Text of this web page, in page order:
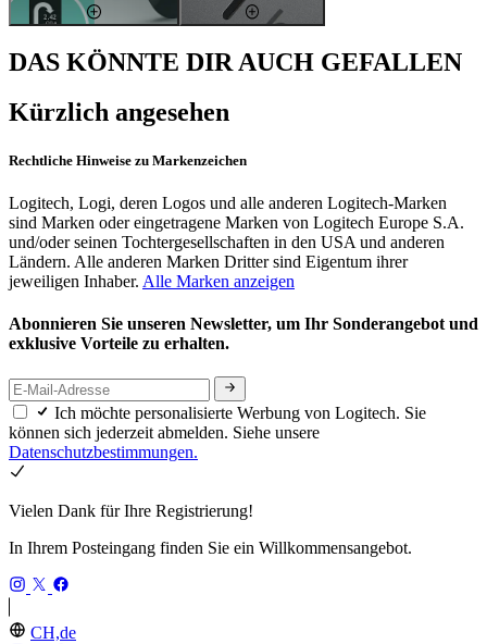
DAS KÖNNTE DIR AUCH GEFALLEN
Kürzlich angesehen
Rechtliche Hinweise zu Markenzeichen
Logitech, Logi, deren Logos und alle anderen Logitech-Marken
sind Marken oder eingetragene Marken von Logitech Europe S.A.
und/oder seinen Tochtergesellschaften in den USA und anderen
Ländern. Alle anderen Marken Dritter sind Eigentum ihrer
jeweiligen Inhaber. Alle Marken anzeigen
Abonnieren Sie unseren Newsletter, um Ihr Sonderangebot und
exklusive Vorteile zu erhalten.
Ich möchte personalisierte Werbung von Logitech. Sie
können sich jederzeit abmelden. Siehe unsere
Datenschutzbestimmungen.
Vielen Dank für Ihre Registrierung!
In Ihrem Posteingang finden Sie ein Willkommensangebot.
CH,de